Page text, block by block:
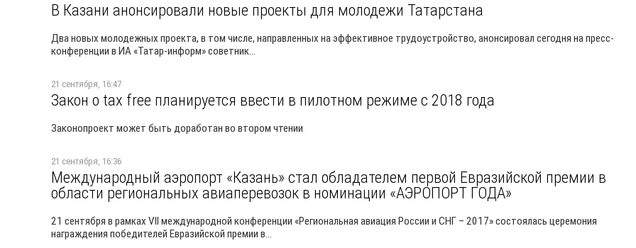
В Казани анонсировали новые проекты для молодежи Татарстана
Два новых молодежных проекта, в том числе, направленных на эффективное трудоустройство, анонсировал сегодня на пресс-
конференции в ИА «Татар-информ» советник...
21 сентября, 16:47
Закон о tax free планируется ввести в пилотном режиме с 2018 года
Законопроект может быть доработан во втором чтении
21 сентября, 16:36
Международный аэропорт «Казань» стал обладателем первой Евразийской премии в
области региональных авиаперевозок в номинации «АЭРОПОРТ ГОДА»
21 сентября в рамках VII международной конференции «Региональная авиация России и СНГ – 2017» состоялась церемония
награждения победителей Евразийской премии в...